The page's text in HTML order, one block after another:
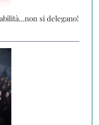
si delegano!